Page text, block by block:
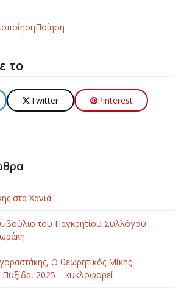
Ποίηση
το
Twitter
Pinterest
στα Χανιά
του Παγκρητίου Συλλόγου
Ο θεωρητικός Μίκης
2025 – κυκλοφορεί